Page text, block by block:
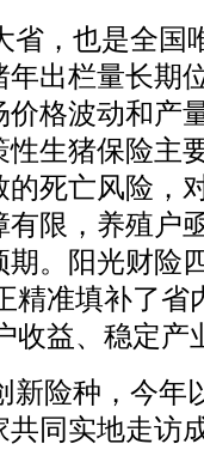
省，也是全国
出栏量长期
格波动和产
生猪保险主
死亡风险，
限，养殖户
。阳光财险
精准填补了省
收益、稳定产
新险种，今年
同实地走访